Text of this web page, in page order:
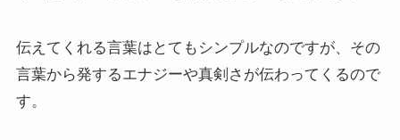
伝えてくれる言葉はとてもシンプルなのですが、その
言葉から発するエナジーや真剣さが伝わってくるので
す。